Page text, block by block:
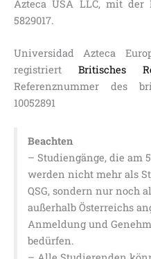
Azteca USA LLC, mit der
5829017.
Universidad Azteca
registriert Britisches
Referenznummer des
10052891
Beachten
– Studiengänge, die am
werden nicht mehr als
QSG, sondern nur noch
außerhalb Österreichs
Anmeldung und
bedürfen.